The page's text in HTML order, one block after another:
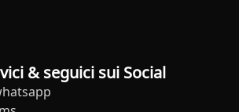
& seguici sui Social